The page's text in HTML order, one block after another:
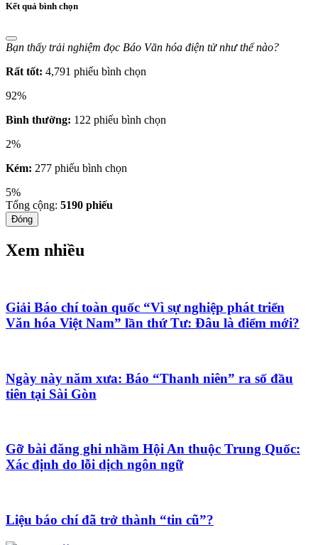
Kết quả bình chọn
Bạn thấy trải nghiệm đọc Báo Văn hóa điện tử như thế nào?
Rất tốt: 4,791 phiếu bình chọn
92%
Bình thường: 122 phiếu bình chọn
2%
Kém: 277 phiếu bình chọn
5%
Tổng cộng: 5190 phiếu
Đóng
Xem nhiều
Giải Báo chí toàn quốc “Vì sự nghiệp phát triển
Văn hóa Việt Nam” lần thứ Tư: Đâu là điểm mới?
Ngày này năm xưa: Báo “Thanh niên” ra số đầu
tiên tại Sài Gòn
Gỡ bài đăng ghi nhầm Hội An thuộc Trung Quốc:
Xác định do lỗi dịch ngôn ngữ
Liệu báo chí đã trở thành “tin cũ”?